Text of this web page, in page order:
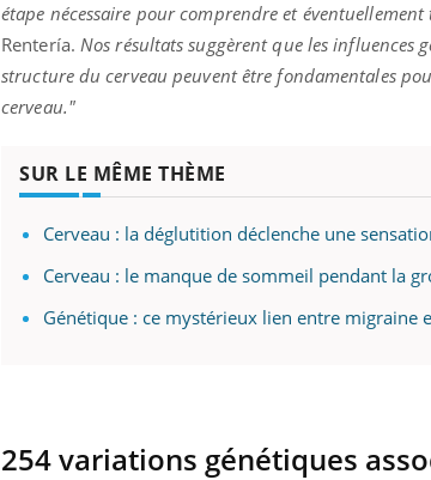
étape nécessaire pour comprendre et
Rentería. Nos résultats suggèrent que les influences
structure du cerveau peuvent être fondamentales
cerveau."
SUR LE MÊME THÈME
Cerveau : la déglutition déclenche une
Cerveau : le manque de sommeil pendant la
Génétique : ce mystérieux lien entre migraine
254 variations génétiques